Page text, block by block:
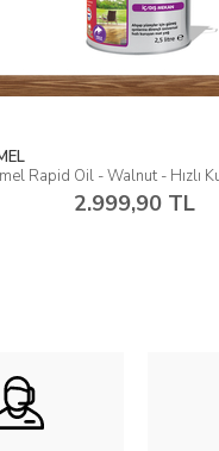
Hemel Rapid Oil -